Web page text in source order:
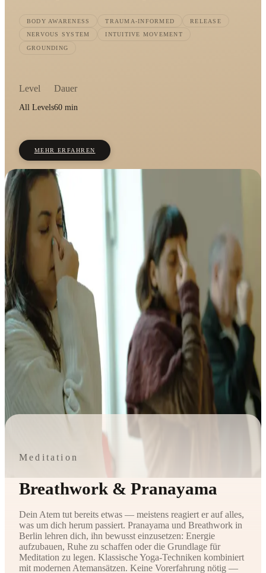
BODY AWARENESS TRAUMA-INFORMED RELEASE
NERVOUS SYSTEM INTUITIVE MOVEMENT
GROUNDING
Level
All Levels
Dauer
60 min
MEHR ERFAHREN
Meditation
Breathwork & Pranayama
Dein Atem tut bereits etwas — meistens reagiert er auf alles,
was um dich herum passiert. Pranayama und Breathwork in
Berlin lehren dich, ihn bewusst einzusetzen: Energie
aufzubauen, Ruhe zu schaffen oder die Grundlage für
Meditation zu legen. Klassische Yoga-Techniken kombiniert
mit modernen Atemansätzen. Keine Vorerfahrung nötig —